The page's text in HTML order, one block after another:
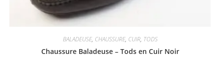
BALADEUSE, CHAUSSURE, CUIR, TODS
Chaussure Baladeuse – Tods en Cuir Noir